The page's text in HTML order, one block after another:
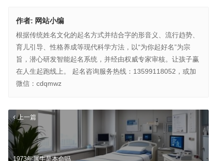
作者: 网站小编
根据传统姓名文化的起名方式并结合字的形音义、流行趋势、
育儿引导、性格养成等现代科学方法，以“为你起好名”为宗
旨，潜心研发智能起名系统，并经由权威专家审核。让孩子赢
在人生起跑线上。 起名咨询服务热线：13599118052，或加
微信：cdqmwz
上一篇
1973年属牛是本命吗